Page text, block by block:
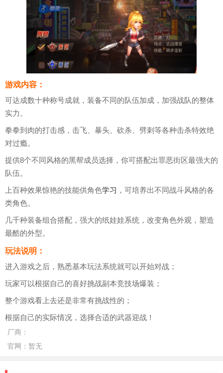
游戏内容：
可达成数十种称号成就，装备不同的队伍加成，加强战队的整体
实力。
拳拳到肉的打击感，击飞、暴头、砍杀、劈刺等各种击杀特效绝
对过瘾。
提供8个不同风格的黑帮成员选择，你可搭配出罪恶街区最强大的
队伍。
上百种效果惊艳的技能供角色学习 ，可培养出不同战斗风格的各
类角色。
几千种装备组合搭配，强大的纸娃娃系统，改变角色外观，塑造
最酷的外型。
玩法说明：
进入游戏之后，熟悉基本玩法系统就可以开始对战；
玩家可以根据自己的喜好挑战副本竞技场爆装；
整个游戏看上去还是非常有挑战性的；
根据自己的实际情况，选择合适的武器迎战！
厂商：
官网： 暂无